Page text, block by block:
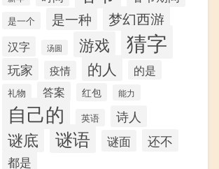
是一个 是一种 梦幻西游
汉字 汤圆 游戏 猜字
玩家 疫情 的人 的是
礼物 答案 红包 能力
自己的 英语 诗人
谜底 谜语 谜面 还不
都是